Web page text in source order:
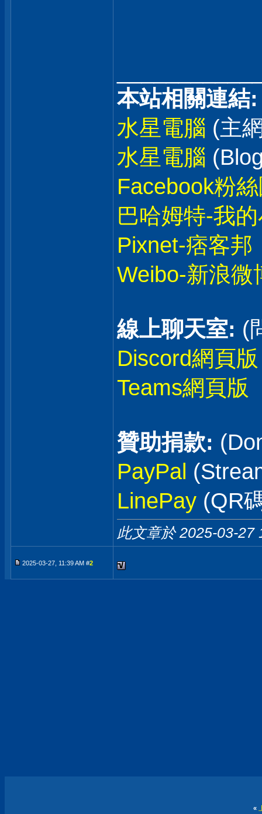
本站相關連結:
水星電腦 (主
水星電腦
Facebook粉
巴哈姆特-我
Pixnet-痞客邦
Weibo-新浪微
線上聊天室: (
Discord網頁版
Teams網頁版
贊助捐款:
PayPal
LinePay (QR
此文章於 2025-03-27
2025-03-27, 11:39 AM #2
«